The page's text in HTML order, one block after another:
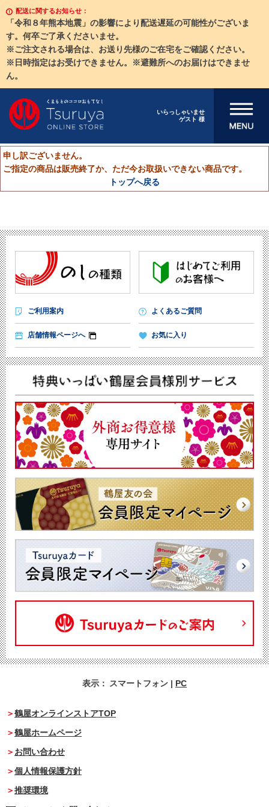
配送に関するお知らせ：
「令和８年熊本地震」の影響により配送遅延の可能性がございま
す。何卒ご了承くださいませ。
※ご注文される場合は、お送り先様のご在宅をご確認ください。
※日時指定はお受けできません。※避難所へのお届けはできませ
ん。
いらっしゃいませ
ゲスト 様
メニューを開
申し訳ございません。
ご指定の商品は販売終了か、ただ今お取扱いできない商品です。
トップへ戻る
ご利用案内 よくあるご質問
店舗情報ページへ お気に入り
表示： スマートフォン | PC
鶴屋オンラインストアTOP
鶴屋ホームページ
お問い合わせ
個人情報保護方針
推奨環境